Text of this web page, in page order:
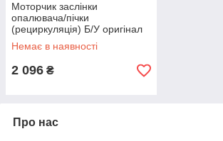
Моторчик заслінки
опалювача/пічки
(рециркуляція) Б/У оригінал
Ford/Lincoln Focus 19-,
Mondeo 14-, Fusion USA 13-,
Немає в наявності
2 096 ₴
Про нас